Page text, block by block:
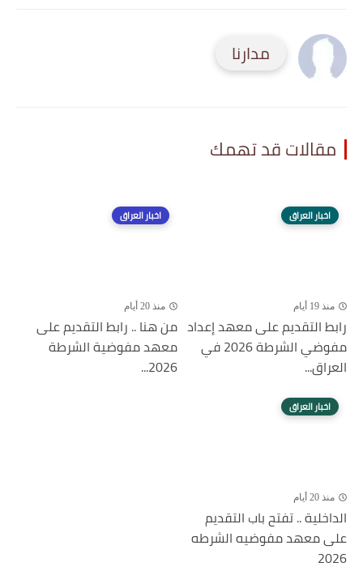
مدارنا
مقالات قد تهمك
اخبار العراق
منذ 19 أيام
رابط التقديم على معهد إعداد
مفوضي الشرطة 2026 في
العراق...
اخبار العراق
منذ 20 أيام
من هنا .. رابط التقديم على
معهد مفوضية الشرطة
2026...
اخبار العراق
منذ 20 أيام
الداخلية .. تفتح باب التقديم
على معهد مفوضيه الشرطه
2026